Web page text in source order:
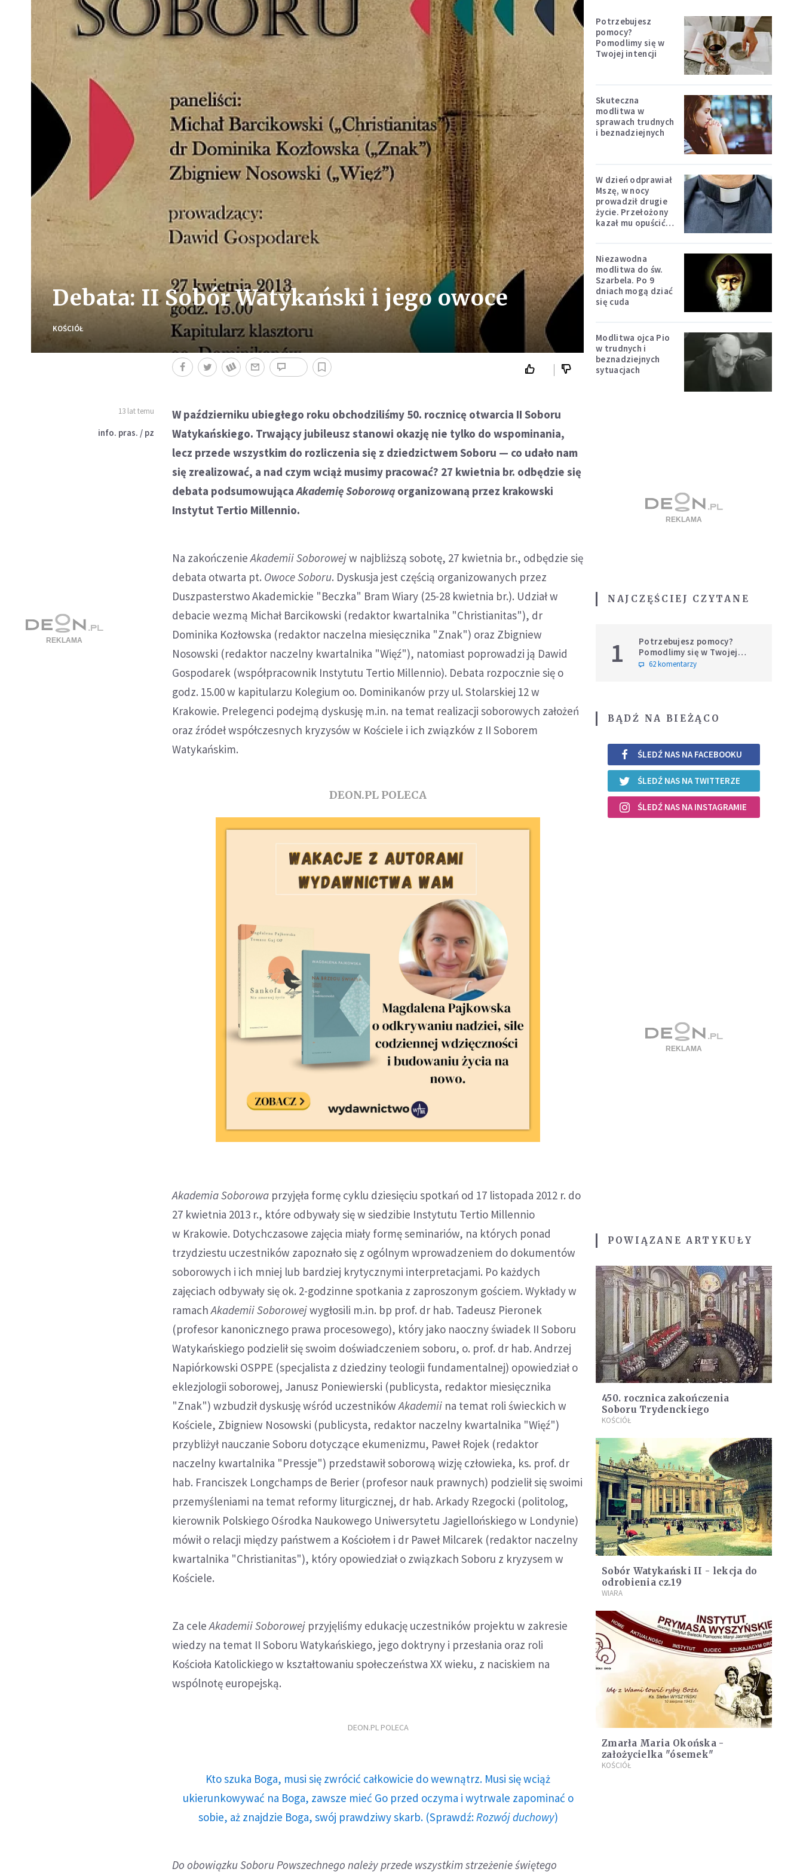
Debata: II Sobór Watykański i jego owoce
KOŚCIÓŁ
13 lat temu
info. pras. / pz
W październiku ubiegłego roku obchodziliśmy 50. rocznicę otwarcia II Soboru
Watykańskiego. Trwający jubileusz stanowi okazję nie tylko do wspominania,
lecz przede wszystkim do rozliczenia się z dziedzictwem Soboru — co udało nam
się zrealizować, a nad czym wciąż musimy pracować? 27 kwietnia br. odbędzie się
debata podsumowującaAkademię Soborową organizowaną przez krakowski
Instytut Tertio Millennio.
Na zakończenieAkademii Soborowejw najbliższą sobotę, 27 kwietnia br., odbędzie się
debata otwarta pt. Owoce Soboru. Dyskusja jest częścią organizowanych przez
Duszpasterstwo Akademickie "Beczka" Bram Wiary (25-28 kwietnia br.). Udział w
debacie wezmą Michał Barcikowski (redaktor kwartalnika "Christianitas"), dr
Dominika Kozłowska (redaktor naczelna miesięcznika "Znak") oraz Zbigniew
Nosowski (redaktor naczelny kwartalnika "Więź"), natomiast poprowadzi ją Dawid
Gospodarek (współpracownik Instytutu Tertio Millennio). Debata rozpocznie się o
godz. 15.00 w kapitularzu Kolegium oo. Dominikanów przy ul. Stolarskiej 12 w
Krakowie. Prelegenci podejmą dyskusję m.in. na temat realizacji soborowych założeń
oraz źródeł współczesnych kryzysów w Kościele i ich związków z II Soborem
Watykańskim.
DEON.PL POLECA
Akademia Soborowa przyjęła formę cyklu dziesięciu spotkań od 17 listopada 2012 r. do
27 kwietnia 2013 r., które odbywały się w siedzibie Instytutu Tertio Millennio
w Krakowie. Dotychczasowe zajęcia miały formę seminariów, na których ponad
trzydziestu uczestników zapoznało się z ogólnym wprowadzeniem do dokumentów
soborowych i ich mniej lub bardziej krytycznymi interpretacjami. Po każdych
zajęciach odbywały się ok. 2-godzinne spotkania z zaproszonym gościem. Wykłady w
ramachAkademii Soborowejwygłosili m.in. bp prof. dr hab. Tadeusz Pieronek
(profesor kanonicznego prawa procesowego), który jako naoczny świadek II Soboru
Watykańskiego podzielił się swoim doświadczeniem soboru, o. prof. dr hab. Andrzej
Napiórkowski OSPPE (specjalista z dziedziny teologii fundamentalnej) opowiedział o
eklezjologii soborowej, Janusz Poniewierski (publicysta, redaktor miesięcznika
"Znak") wzbudził dyskusję wśród uczestnikówAkademii na temat roli świeckich w
Kościele, Zbigniew Nosowski (publicysta, redaktor naczelny kwartalnika "Więź")
przybliżył nauczanie Soboru dotyczące ekumenizmu, Paweł Rojek (redaktor
naczelny kwartalnika "Pressje") przedstawił soborową wizję człowieka, ks. prof. dr
hab. Franciszek Longchamps de Berier (profesor nauk prawnych) podzielił się swoimi
przemyśleniami na temat reformy liturgicznej, dr hab. Arkady Rzegocki (politolog,
kierownik Polskiego Ośrodka Naukowego Uniwersytetu Jagiellońskiego w Londynie)
mówił o relacji między państwem a Kościołem i dr Paweł Milcarek (redaktor naczelny
kwartalnika "Christianitas"), który opowiedział o związkach Soboru z kryzysem w
Kościele.
Za celeAkademii Soborowej przyjęliśmy edukację uczestników projektu w zakresie
wiedzy na temat II Soboru Watykańskiego, jego doktryny i przesłania oraz roli
Kościoła Katolickiego w kształtowaniu społeczeństwa XX wieku, z naciskiem na
wspólnotę europejską.
DEON.PL POLECA
Kto szuka Boga, musi się zwrócić całkowicie do wewnątrz. Musi się wciąż
ukierunkowywać na Boga, zawsze mieć Go przed oczyma i wytrwale zapominać o
sobie, aż znajdzie Boga, swój prawdziwy skarb. (Sprawdź: Rozwój duchowy)
Do obowiązku Soboru Powszechnego należy przede wszystkim strzeżenie świętego
Potrzebujesz
pomocy?
Pomodlimy się w
Twojej intencji
Skuteczna
modlitwa w
sprawach trudnych
i beznadziejnych
W dzień odprawiał
Mszę, w nocy
prowadził drugie
życie. Przełożony
kazał mu opuścić
Niezawodna
modlitwa do św.
Szarbela. Po 9
dniach mogą dziać
się cuda
Modlitwa ojca Pio
w trudnych i
beznadziejnych
sytuacjach
NAJCZĘŚCIEJ CZYTANE
1
Potrzebujesz pomocy?
Pomodlimy się w Twojej
intencji
62 komentarzy
BĄDŹ NA BIEŻĄCO
ŚLEDŹ NAS NA FACEBOOKU
ŚLEDŹ NAS NA TWITTERZE
ŚLEDŹ NAS NA INSTAGRAMIE
POWIĄZANE ARTYKUŁY
450. rocznica zakończenia
Soboru Trydenckiego
KOŚCIÓŁ
Sobór Watykański II - lekcja do
odrobienia cz.19
WIARA
Zmarła Maria Okońska -
założycielka "ósemek"
KOŚCIÓŁ